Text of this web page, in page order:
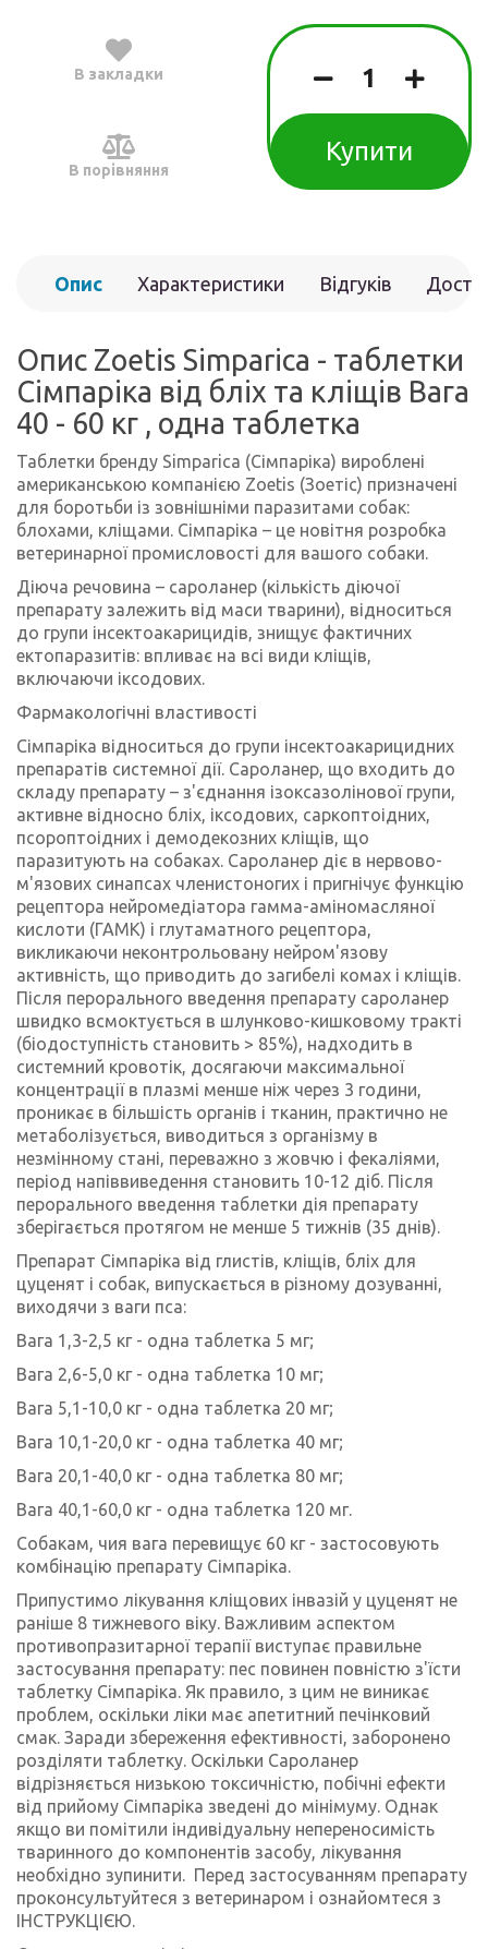
В закладки
В порівняння
Купити
Опис Характеристики Відгуків
Опис Zoetis Simparica - таблетки
Сімпаріка від бліх та кліщів Вага
40 - 60 кг , одна таблетка
Таблетки бренду Simparica (Сімпаріка) вироблені
американською компанією Zoetis (Зоетіс) призначені
для боротьби із зовнішніми паразитами собак:
блохами, кліщами. Сімпаріка – це новітня розробка
ветеринарної промисловості для вашого собаки.
Діюча речовина – сароланер (кількість діючої
препарату залежить від маси тварини), відноситься
до групи інсектоакарицидів, знищує фактичних
ектопаразитів: впливає на всі види кліщів,
включаючи іксодових.
Фармакологічні властивості
Сімпаріка відноситься до групи інсектоакарицидних
препаратів системної дії. Сароланер, що входить до
складу препарату – з'єднання ізоксазолінової групи,
активне відносно бліх, іксодових, саркоптоідних,
псороптоідних і демодекозних кліщів, що
паразитують на собаках. Сароланер діє в нервово-
м'язових синапсах членистоногих і пригнічує функцію
рецептора нейромедіатора гамма-аміномасляної
кислоти (ГАМК) і глутаматного рецептора,
викликаючи неконтрольовану нейром'язову
активність, що приводить до загибелі комах і кліщів.
Після перорального введення препарату сароланер
швидко всмоктується в шлунково-кишковому тракті
(біодоступність становить > 85%), надходить в
системний кровотік, досягаючи максимальної
концентрації в плазмі менше ніж через 3 години,
проникає в більшість органів і тканин, практично не
метаболізується, виводиться з організму в
незмінному стані, переважно з жовчю і фекаліями,
період напіввиведення становить 10-12 діб. Після
перорального введення таблетки дія препарату
зберігається протягом не менше 5 тижнів (35 днів).
Препарат Сімпаріка від глистів, кліщів, бліх для
цуценят і собак, випускається в різному дозуванні,
виходячи з ваги пса:
Вага 1,3-2,5 кг - одна таблетка 5 мг;
Вага 2,6-5,0 кг - одна таблетка 10 мг;
Вага 5,1-10,0 кг - одна таблетка 20 мг;
Вага 10,1-20,0 кг - одна таблетка 40 мг;
Вага 20,1-40,0 кг - одна таблетка 80 мг;
Вага 40,1-60,0 кг - одна таблетка 120 мг.
Собакам, чия вага перевищує 60 кг - застосовують
комбінацію препарату Сімпаріка.
Припустимо лікування кліщових інвазій у цуценят не
раніше 8 тижневого віку. Важливим аспектом
противопразитарної терапії виступає правильне
застосування препарату: пес повинен повністю з'їсти
таблетку Сімпаріка. Як правило, з цим не виникає
проблем, оскільки ліки має апетитний печінковий
смак. Заради збереження ефективності, заборонено
розділяти таблетку. Оскільки Сароланер
відрізняється низькою токсичністю, побічні ефекти
від прийому Сімпаріка зведені до мінімуму. Однак
якщо ви помітили індивідуальну непереносимість
тваринного до компонентів засобу, лікування
необхідно зупинити. Перед застосуванням препарату
проконсультуйтеся з ветеринаром і ознайомтеся з
ІНСТРУКЦІЄЮ.